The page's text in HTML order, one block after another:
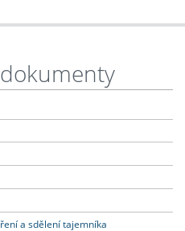
a sdělení tajemníka